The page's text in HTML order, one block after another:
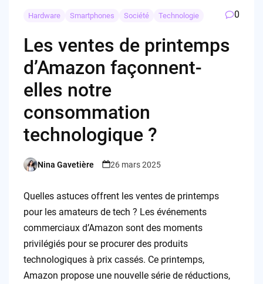
Hardware Smartphones Société Technologie 0
Les ventes de printemps
d’Amazon façonnent-
elles notre
consommation
technologique ?
Posted
Nina Gavetière 26 mars 2025
Quelles astuces offrent les ventes de printemps
pour les amateurs de tech ? Les événements
commerciaux d’Amazon sont des moments
privilégiés pour se procurer des produits
technologiques à prix cassés. Ce printemps,
Amazon propose une nouvelle série de réductions,